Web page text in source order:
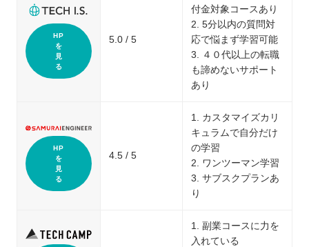
HP
を
見
る
5.0 / 5
付金対象コースあり
2. 5分以内の質問対
応で悩まず学習可能
3. ４０代以上の転職
も諦めないサポート
あり
HP
を
見
る
4.5 / 5
1. カスタマイズカリ
キュラムで自分だけ
の学習
2. ワンツーマン学習
3. サブスクプランあ
り
1. 副業コースに力を
入れている